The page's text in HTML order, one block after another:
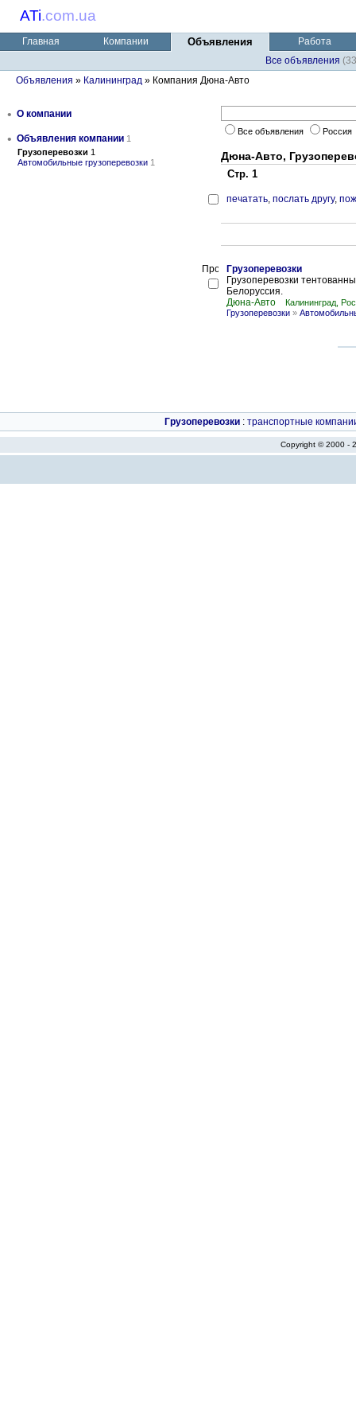
ATi.com.ua
Главная Компании Объявления
Работа
Все объявления
Объявления » Калининград » Компания Дюна-Авто
• О компании
• Объявления компании 1
Грузоперевозки 1
Автомобильные грузоперевозки 1
Все объявления Россия
Дюна-Авто,
Стр. 1
печатать, послать другу,
Грузоперевозки
Грузоперевозки
Белоруссия.
Дюна-Авто
Калининград,
Грузоперевозки »
Грузоперевозки : транспортные
Copyright © 2000 -